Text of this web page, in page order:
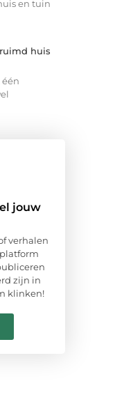
en tuin
huis
één
jouw
verhalen
zijn in
klinken!